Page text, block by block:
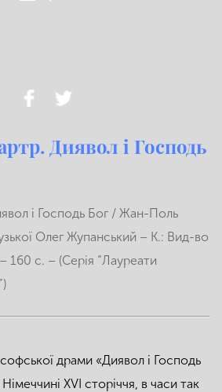
Диявол і Господь
і Господь Бог / Жан-Поль
Олег Жупанський – К.: Вид-во
160 с. – (Серія “Лауреати
драми «Диявол і Господь
XVI сторіччя, в часи так